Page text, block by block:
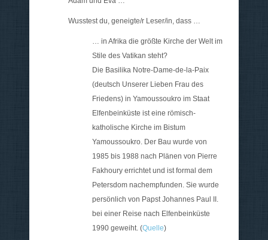
Wusstest du, geneigte/r Leser/in, dass …
… in Afrika die größte Kirche der Welt im
Stile des Vatikan steht?
Die Basilika Notre-Dame-de-la-Paix
(deutsch Unserer Lieben Frau des
Friedens) in Yamoussoukro im Staat
Elfenbeinküste ist eine römisch-
katholische Kirche im Bistum
Yamoussoukro. Der Bau wurde von
1985 bis 1988 nach Plänen von Pierre
Fakhoury errichtet und ist formal dem
Petersdom nachempfunden. Sie wurde
persönlich von Papst Johannes Paul II.
bei einer Reise nach Elfenbeinküste
1990 geweiht. (Quelle)